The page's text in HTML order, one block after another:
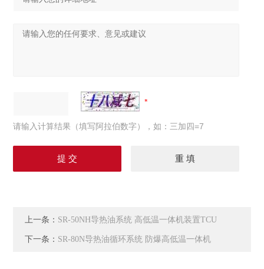
请输入计算结果（填写阿拉伯数字），如：三加四=7
上一条： SR-50NH导热油系统 高低温一体机装置TCU
下一条： SR-80N导热油循环系统 防爆高低温一体机